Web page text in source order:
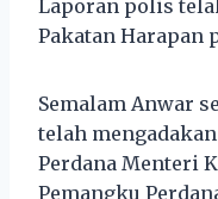
Laporan polis
Pakatan Harapan
Semalam Anwar
telah
Perdana Menteri
Pemangku